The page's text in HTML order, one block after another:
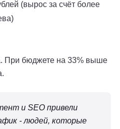
(вырос за счёт более
При бюджете на 33% выше
и SEO привели
- людей, которые